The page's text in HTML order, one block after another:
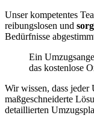
Unser kompetentes
reibungslosen und
Bedürfnisse
Ein
das kostenlose
Wir wissen, dass jeder
maßgeschneiderte
detaillierten